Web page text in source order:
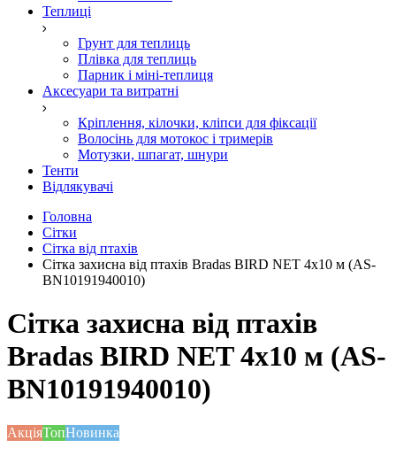
Теплиці
Грунт для теплиць
Плівка для теплиць
Парник і міні-теплиця
Аксесуари та витратні
Кріплення, кілочки, кліпси для фіксації
Волосінь для мотокос і тримерів
Мотузки, шпагат, шнури
Тенти
Відлякувачі
Головна
Сітки
Сітка від птахів
Сітка захисна від птахів Bradas BIRD NET 4х10 м (AS-
BN10191940010)
Сітка захисна від птахів
Bradas BIRD NET 4х10 м (AS-
BN10191940010)
АкціяТопНовинка